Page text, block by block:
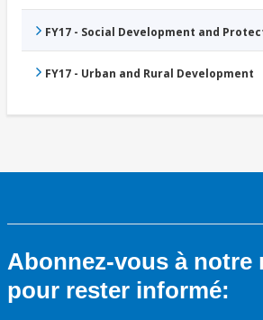
FY17 - Social Development and
FY17 - Urban and Rural Development
Abonnez-vous à notre
pour rester informé: